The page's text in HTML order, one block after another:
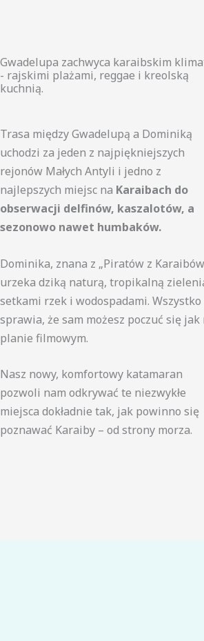
Gwadelupa zachwyca karaibskim
- rajskimi plażami, reggae i kreolską
kuchnią.
Trasa między Gwadelupą a Dominiką
uchodzi za jeden z najpiękniejszych
rejonów Małych Antyli i jedno z
najlepszych miejsc na Karaibach do
obserwacji delfinów, kaszalotów, a
sezonowo nawet humbaków.
Dominika, znana z „Piratów z
urzeka dziką naturą, tropikalną
setkami rzek i wodospadami. Wszystko
sprawia, że sam możesz poczuć się jak
planie filmowym.
Nasz nowy, komfortowy katamaran
pozwoli nam odkrywać te niezwykłe
miejsca dokładnie tak, jak powinno się
poznawać Karaiby – od strony morza.